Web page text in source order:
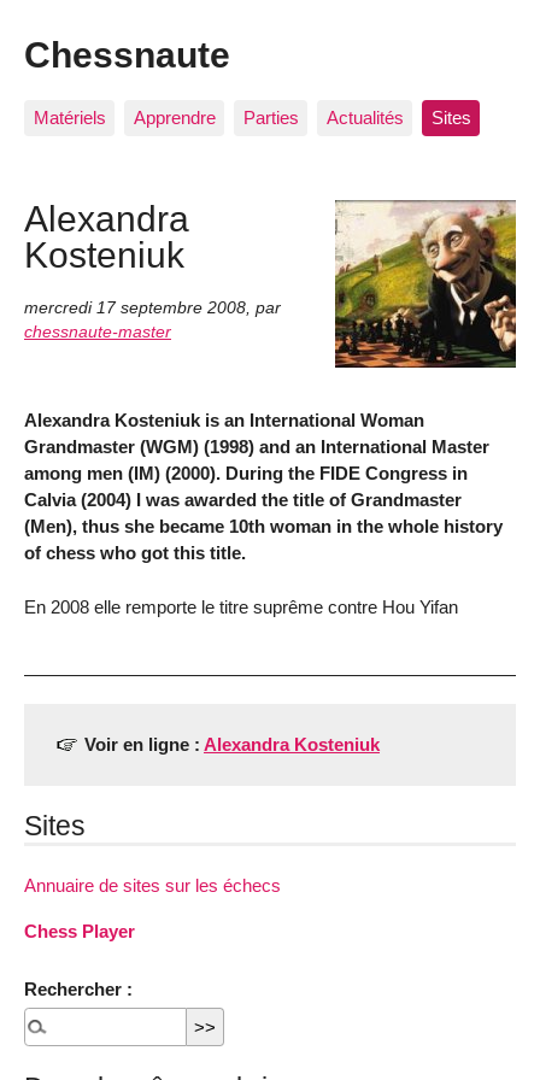
Chessnaute
Matériels Apprendre Parties Actualités Sites
Alexandra
Kosteniuk
mercredi 17 septembre 2008, par
chessnaute-master
Alexandra Kosteniuk is an International Woman
Grandmaster (WGM) (1998) and an International Master
among men (IM) (2000). During the FIDE Congress in
Calvia (2004) I was awarded the title of Grandmaster
(Men), thus she became 10th woman in the whole history
of chess who got this title.
En 2008 elle remporte le titre suprême contre Hou Yifan
Voir en ligne : Alexandra Kosteniuk
Sites
Annuaire de sites sur les échecs
Chess Player
Rechercher :